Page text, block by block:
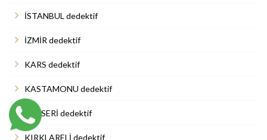
İSTANBUL dedektif
İZMİR dedektif
KARS dedektif
KASTAMONU dedektif
KAYSERİ dedektif
KIRKLARELİ dedektif